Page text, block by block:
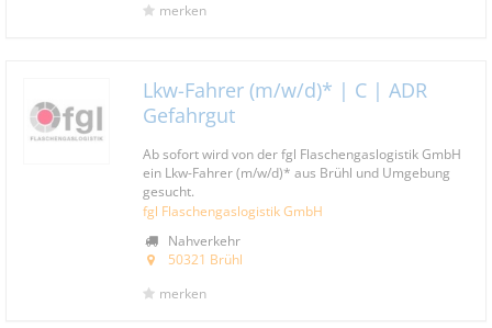
merken
Lkw-Fahrer (m/w/d)* | C | ADR
Gefahrgut
Ab sofort wird von der fgl Flaschengaslogistik GmbH
ein Lkw-Fahrer (m/w/d)* aus Brühl und Umgebung
gesucht.
fgl Flaschengaslogistik GmbH
Nahverkehr
50321 Brühl
merken